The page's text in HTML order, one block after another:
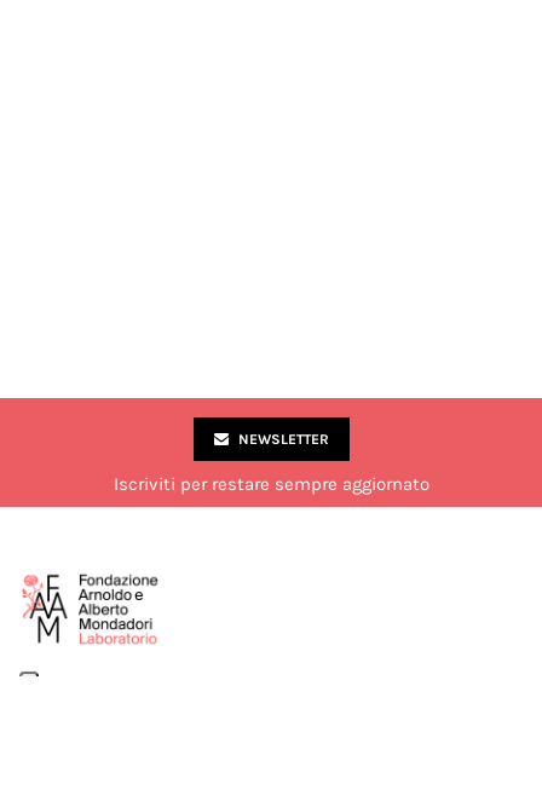
NEWSLETTER
Iscriviti per restare sempre aggiornato